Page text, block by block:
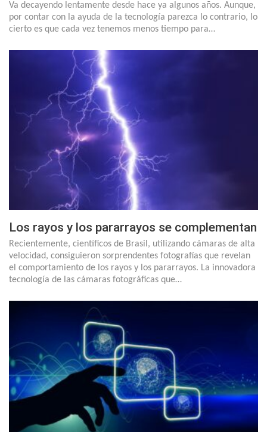
Va decayendo lentamente desde hace ya algunos años. Aunque,
por contar con la ayuda de la tecnología parezca lo contrario, lo
cierto es que cada vez tenemos menos tiempo para…
Los rayos y los pararrayos se complementan
Recientemente, científicos de Brasil, utilizando cámaras de alta
velocidad, consiguieron sorprendentes fotografías que revelan
el comportamiento de los rayos y los pararrayos. La innovadora
tecnología de las cámaras fotográficas que…